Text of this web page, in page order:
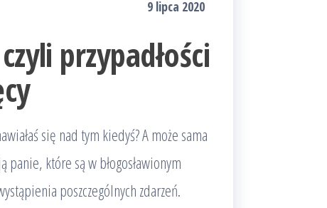
9 lipca 2020
przypadłości
się nad tym kiedyś? A może sama
panie, które są w błogosławionym
poszczególnych zdarzeń.